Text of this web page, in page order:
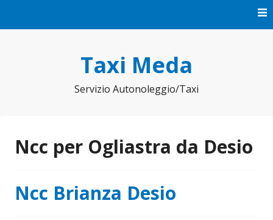
Taxi Meda
Servizio Autonoleggio/Taxi
Ncc per Ogliastra da Desio
Ncc Brianza Desio